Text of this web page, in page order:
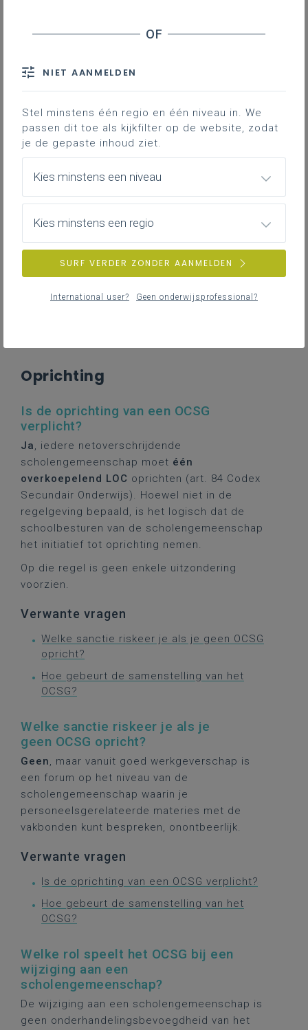
Om de hoeveel jaar moet het OCSG
hersamengesteld worden?
Wanneer start een OCSG-mandaat effectief?
Om welke redenen kan een OCSG-mandaat
voortijdig eindigen?
Bevoegdheden
Rechten en plichten van de
personeelsvertegenwoordigers
Moet je een OCSG oprichten? Hoe is
het OCSG samengesteld? Waarvoor
is het OCSG bevoegd? Welke
Oprichting
Is de oprichting van een OCSG
verplicht?
Ja, iedere netoverschrijdende
scholengemeenschap moet één
overkoepelend LOC oprichten (art. 84 Codex
Secundair Onderwijs). Hoewel niet in de
regelgeving bepaald, is het logisch dat de
schoolbesturen van de scholengemeenschap
het initiatief tot oprichting nemen.
Op die regel is geen enkele uitzondering
voorzien.
Verwante vragen
Welke sanctie riskeer je als je geen OCSG
opricht?
Hoe gebeurt de samenstelling van het
OCSG?
Welke sanctie riskeer je als je
geen OCSG opricht?
Geen, maar vanuit goed werkgeverschap is
een forum op het niveau van de
scholengemeenschap waarin je
personeelsgerelateerde materies met de
vakbonden kunt bespreken, onontbeerlijk.
Verwante vragen
Is de oprichting van een OCSG verplicht?
Hoe gebeurt de samenstelling van het
OCSG?
Welke rol speelt het OCSG bij een
wijziging aan een
scholengemeenschap?
De wijziging aan een scholengemeenschap is
geen onderhandelingsbevoegdheid van het
NIET AANMELDEN
Stel minstens één regio en één niveau in. We
passen dit toe als kijkfilter op de website, zodat
je de gepaste inhoud ziet.
Kies minstens een niveau
Kies minstens een regio
SURF VERDER ZONDER AANMELDEN
International user? Geen onderwijsprofessional?